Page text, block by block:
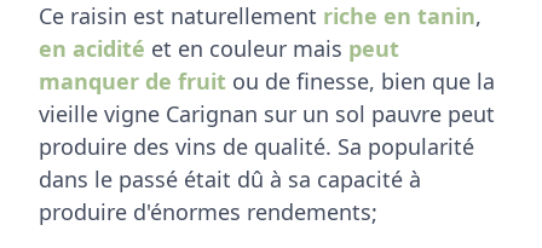
Ce raisin est naturellement riche en tanin,
en acidité et en couleur mais peut
manquer de fruit ou de finesse, bien que la
vieille vigne Carignan sur un sol pauvre peut
produire des vins de qualité. Sa popularité
dans le passé était dû à sa capacité à
produire d'énormes rendements;